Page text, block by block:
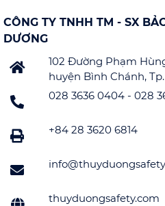
CÔNG TY TNHH TM - SX
DƯƠNG
102 Đường Phạm
huyện Bình Chánh,
028 3636 0404 - 028
+84 28 3620 6814
thuyduongsafety.com